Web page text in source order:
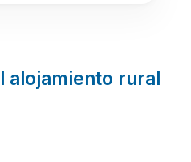
alojamiento rural